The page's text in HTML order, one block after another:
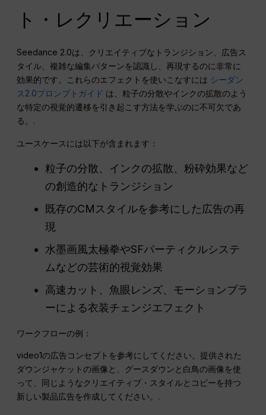
ト・レクリエーション
Seedance 2.0は、クリエイティブなトランジション、広告ス
タイル、複雑な編集パターンを認識し、再現するのに非常に
効果的です。これらのエフェクトを使いこなすには シーダン
ス2.0プロンプトガイド は、粒子の分散やインクの拡散のよう
な特定の視覚的遷移を引き起こす方法を学ぶのに不可欠であ
る。.
ユースケースには以下が含まれます：
粒子の分散、インクの拡散、粉砕効果など
の創造的なトランジション
既存のCMスタイルを参考にした広告の再
現
水墨画風太極拳やSFパーティクルシステ
ムなどの芸術的視覚効果
高速カット、魚眼レンズ、モーションブラ
ーによる衣装チェンジエフェクト
ワークフローの例：
video1の広告コンセプトを参考にしてください。提供された
ダウンジャケットの画像と、グースダウンと白鳥の画像を使
って、同じようなクリエイティブ・スタイルとコピーを持つ
新しい製品広告を作成してください。.